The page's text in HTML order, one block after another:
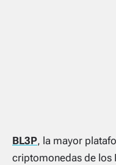
BL3P, la mayor
criptomonedas de los